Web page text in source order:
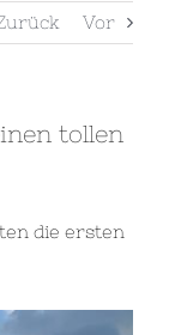
Vor
tollen
die ersten